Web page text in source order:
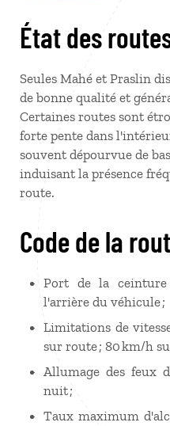
État des
Seules Mahé et Praslin
de bonne qualité et
Certaines routes sont
forte pente dans
souvent dépourvue de
induisant la présence
route.
Code de la
Port de la
l'arrière du véhicule ;
Limitations de
sur route ; 80 km/h
Allumage des feux
nuit ;
Taux maximum